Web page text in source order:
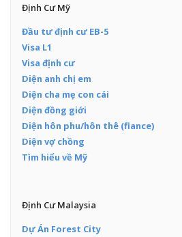
Định Cư Mỹ
Đầu tư định cư EB-5
Visa L1
Visa định cư
Diện anh chị em
Diện cha mẹ con cái
Diện đồng giới
Diện hôn phu/hôn thê (fiance)
Diện vợ chồng
Tìm hiểu về Mỹ
Định Cư Malaysia
Dự Án Forest City